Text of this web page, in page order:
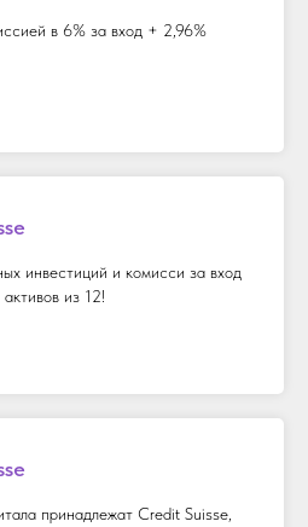
в 6% за вход + 2,96%
инвестиций и комисси за вход
из 12!
принадлежат Credit Suisse,